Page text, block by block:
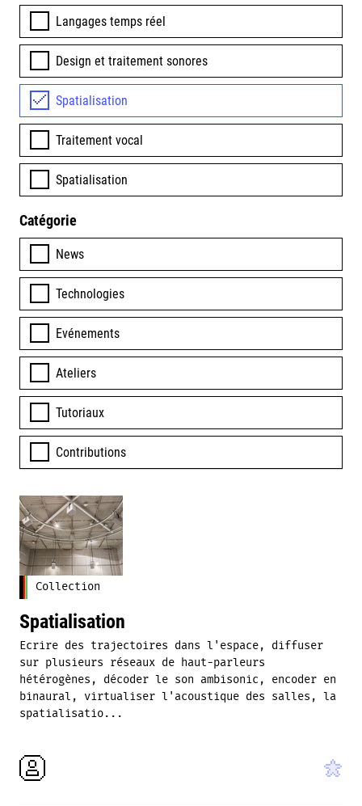
Langages temps réel
Design et traitement sonores
Spatialisation
Traitement vocal
Spatialisation
Catégorie
News
Technologies
Evénements
Ateliers
Tutoriaux
Contributions
Collection
Spatialisation
Ecrire des trajectoires dans l'espace, diffuser
sur plusieurs réseaux de haut-parleurs
hétérogènes, décoder le son ambisonic, encoder en
binaural, virtualiser l'acoustique des salles, la
spatialisatio...